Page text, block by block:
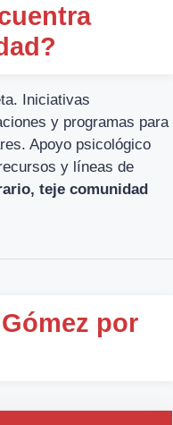
Iniciativas
y programas para
Apoyo psicológico
y líneas de
teje comunidad
por